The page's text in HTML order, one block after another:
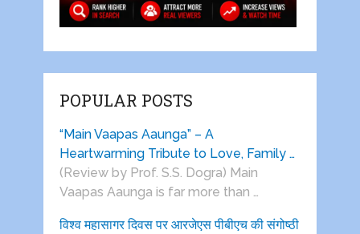
POPULAR POSTS
“Main Vaapas Aaunga” – A
Heartwarming Tribute to Love, Family …
(Review by Prof. S.S. Dogra) Main
Vaapas Aaunga is far more than …
विश्व महासागर दिवस पर आरजेएस पीबीएच की संगोष्ठी